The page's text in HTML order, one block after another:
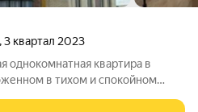
, 3 квартал 2023
однокомнатная квартира в
в тихом и спокойном